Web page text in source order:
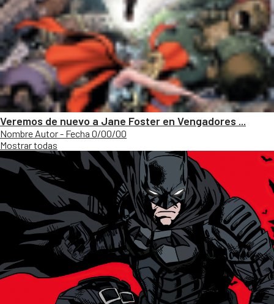
Veremos de nuevo a Jane Foster en Vengadores ...
Nombre Autor - Fecha 0/00/00
Mostrar todas